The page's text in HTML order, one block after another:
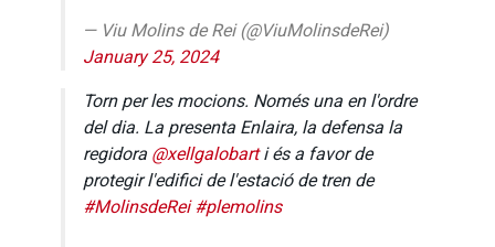
— Viu Molins de Rei (@ViuMolinsdeRei)
January 25, 2024
Torn per les mocions. Només una en l'ordre
del dia. La presenta Enlaira, la defensa la
regidora @xellgalobarti és a favor de
protegir l'edifici de l'estació de tren de
#MolinsdeRei #plemolins